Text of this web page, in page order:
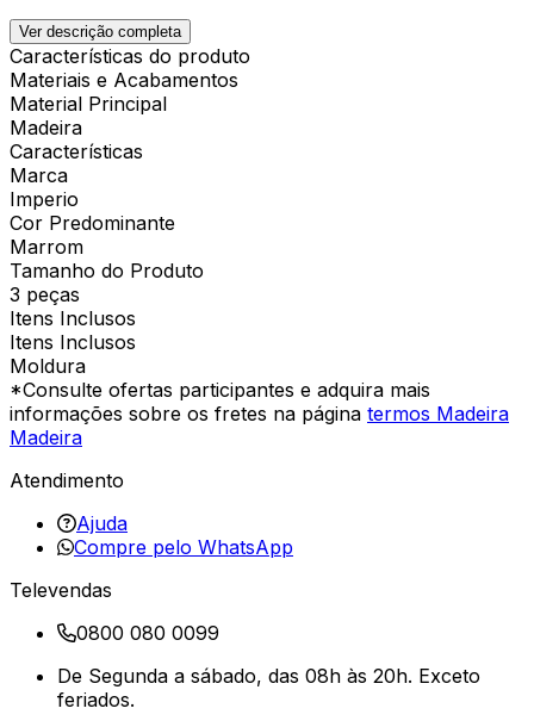
Ver descrição completa
Características do produto
Materiais e Acabamentos
Material Principal
Madeira
Características
Marca
Imperio
Cor Predominante
Marrom
Tamanho do Produto
3 peças
Itens Inclusos
Itens Inclusos
Moldura
*Consulte ofertas participantes e adquira mais
informações sobre os fretes na página termos Madeira
Madeira
Atendimento
Ajuda
Compre pelo WhatsApp
Televendas
0800 080 0099
De Segunda a sábado, das 08h às 20h. Exceto
feriados.